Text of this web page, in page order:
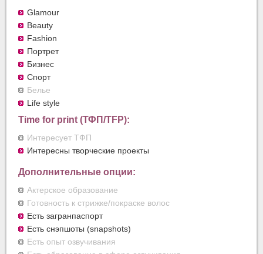
Glamour
Beauty
Fashion
Портрет
Бизнес
Спорт
Белье
Life style
Time for print (ТФП/TFP):
Интересует ТФП
Интересны творческие проекты
Дополнительные опции:
Актерское образование
Готовность к стрижке/покраске волос
Есть загранпаспорт
Есть снэпшоты (snapshots)
Есть опыт озвучивания